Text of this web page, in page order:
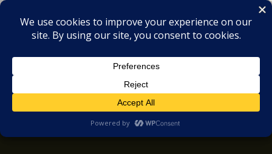
MIX
COLLECTORS
SOULFUL, DEEP HOUSE & GARAGE - MUSIC